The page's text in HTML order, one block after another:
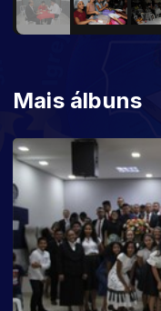
Mais álbuns